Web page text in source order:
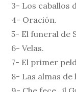
3- Los caballos
4- Oración.
5- El funeral de
6- Velas.
7- El primer
8- Las almas de